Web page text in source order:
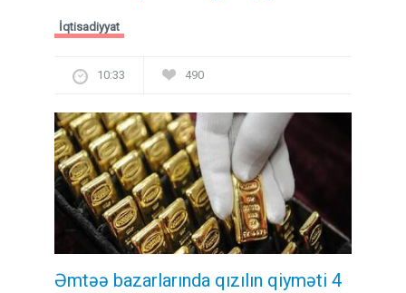
İqtisadiyyat
10:33 490
Əmtəə bazarlarında qızılın qiyməti 4